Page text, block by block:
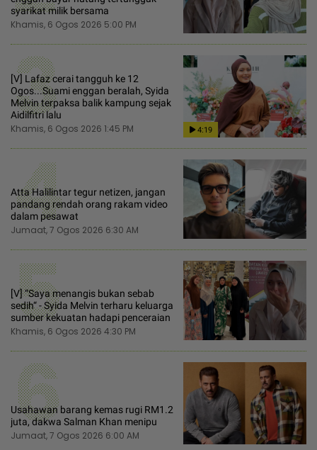
syarikat milik bersama
Khamis, 6 Ogos 2026 5:00 PM
3
[V] Lafaz cerai tangguh ke 12
Ogos...Suami enggan beralah, Syida
Melvin terpaksa balik kampung sejak
Aidilfitri lalu
Khamis, 6 Ogos 2026 1:45 PM 4:19
4
Atta Halilintar tegur netizen, jangan
pandang rendah orang rakam video
dalam pesawat
Jumaat, 7 Ogos 2026 6:30 AM
5
[V] “Saya menangis bukan sebab
sedih“ - Syida Melvin terharu keluarga
sumber kekuatan hadapi penceraian
Khamis, 6 Ogos 2026 4:30 PM
6
Usahawan barang kemas rugi RM1.2
juta, dakwa Salman Khan menipu
Jumaat, 7 Ogos 2026 6:00 AM